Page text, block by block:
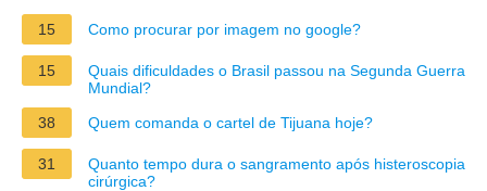
15 Como procurar por imagem no google?
15
Quais dificuldades o Brasil passou na Segunda Guerra
Mundial?
38
Quem comanda o cartel de Tijuana hoje?
31
Quanto tempo dura o sangramento após histeroscopia
cirúrgica?